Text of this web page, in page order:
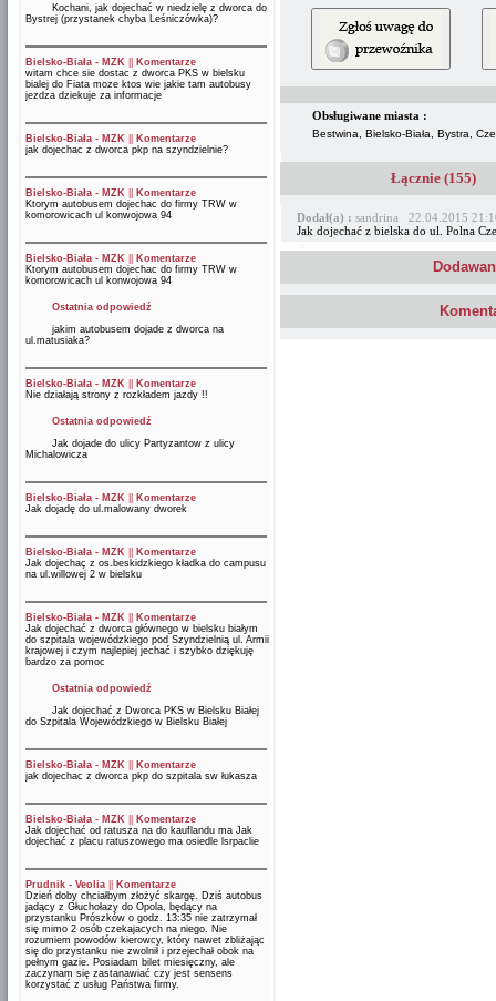
Kochani, jak dojechać w niedzielę z dworca do
Bystrej (przystanek chyba Leśniczówka)?
Bielsko-Biała - MZK
Komentarze
witam chce sie dostac z dworca PKS w bielsku
bialej do Fiata moze ktos wie jakie tam autobusy
jezdza dziekuje za informacje
Bielsko-Biała - MZK
Komentarze
jak dojechac z dworca pkp na szyndzielnie?
Bielsko-Biała - MZK
Komentarze
Ktorym autobusem dojechac do firmy TRW w
komorowicach ul konwojowa 94
Bielsko-Biała - MZK
Komentarze
Ktorym autobusem dojechac do firmy TRW w
komorowicach ul konwojowa 94
Ostatnia odpowiedź
jakim autobusem dojade z dworca na
ul.matusiaka?
Bielsko-Biała - MZK
Komentarze
Nie działają strony z rozkładem jazdy !!
Ostatnia odpowiedź
Jak dojade do ulicy Partyzantow z ulicy
Michalowicza
Bielsko-Biała - MZK
Komentarze
Jak dojadę do ul.malowany dworek
Bielsko-Biała - MZK
Komentarze
Jak dojechaç z os.beskidzkiego kładka do campusu
na ul.willowej 2 w bielsku
Bielsko-Biała - MZK
Komentarze
Jak dojechać z dworca głównego w bielsku białym
do szpitala wojewódzkiego pod Szyndzielnią ul. Armii
krajowej i czym najlepiej jechać i szybko dziękuję
bardzo za pomoc
Ostatnia odpowiedź
Jak dojechać z Dworca PKS w Bielsku Białej
do Szpitala Wojewódzkiego w Bielsku Białej
Bielsko-Biała - MZK
Komentarze
jak dojechac z dworca pkp do szpitala sw łukasza
Bielsko-Biała - MZK
Komentarze
Jak dojechać od ratusza na do kauflandu ma Jak
dojechać z placu ratuszowego ma osiedle lsrpaclie
Prudnik - Veolia
Komentarze
Dzień doby chciałbym złożyć skargę. Dziś autobus
jadący z Głuchołazy do Opola, będący na
przystanku Prószków o godz. 13:35 nie zatrzymał
się mimo 2 osób czekajacych na niego. Nie
rozumiem powodów kierowcy, który nawet zbliżając
się do przystanku nie zwolnił i przejechał obok na
pełnym gazie. Posiadam bilet miesięczny, ale
zaczynam się zastanawiać czy jest sensens
korzystać z usług Państwa firmy.
Obsługiwane miasta :
Bestwina, Bielsko-Biała, Bystra,
Łącznie (155)
Dodał(a) : sandrina 22.04.2015
Jak dojechać z bielska do ul. Polna